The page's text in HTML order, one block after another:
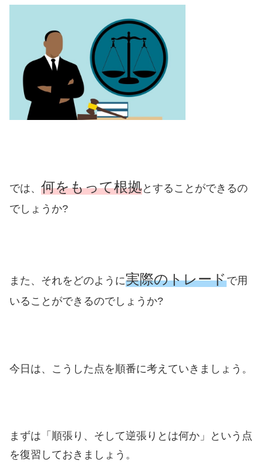
では、 何をもって根拠とすることができるの
でしょうか?
また、それをどのように実際のトレードで用
いることができるのでしょうか?
今日は、こうした点を順番に考えていきましょう。
まずは「順張り、そして逆張りとは何か」という点
を復習しておきましょう。